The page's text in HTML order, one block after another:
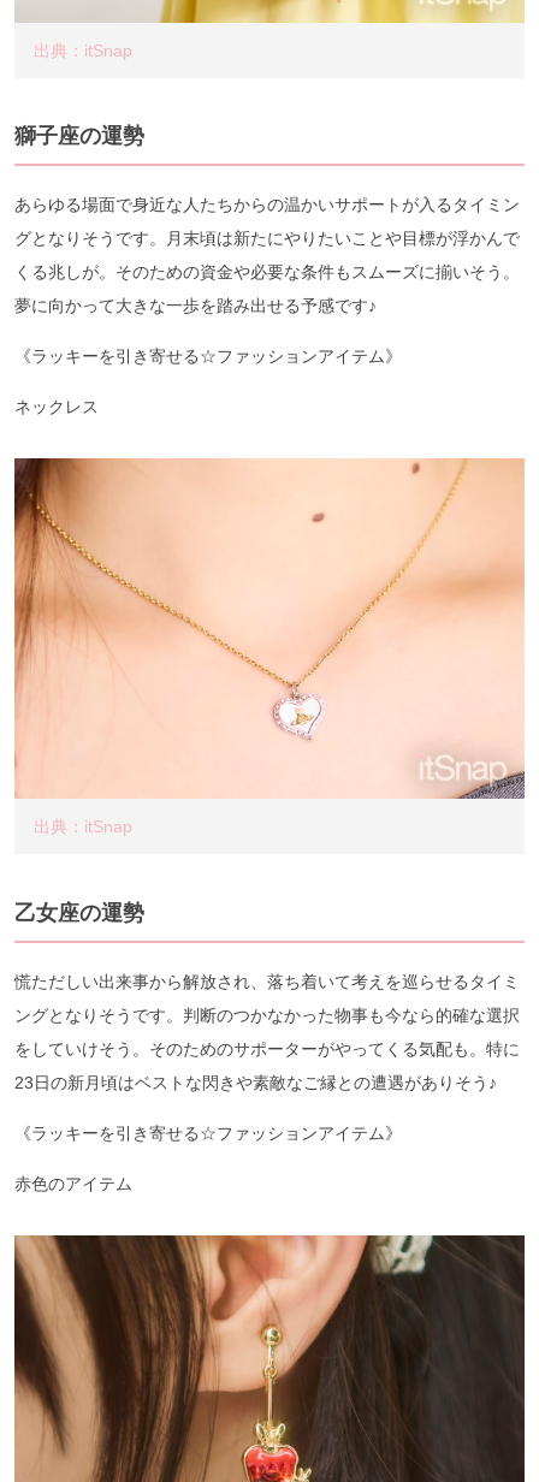
出典：itSnap
獅子座の運勢
あらゆる場面で身近な人たちからの温かいサポートが入るタイミン
グとなりそうです。月末頃は新たにやりたいことや目標が浮かんで
くる兆しが。そのための資金や必要な条件もスムーズに揃いそう。
夢に向かって大きな一歩を踏み出せる予感です♪
《ラッキーを引き寄せる☆ファッションアイテム》
ネックレス
出典：itSnap
乙女座の運勢
慌ただしい出来事から解放され、落ち着いて考えを巡らせるタイミ
ングとなりそうです。判断のつかなかった物事も今なら的確な選択
をしていけそう。そのためのサポーターがやってくる気配も。特に
23日の新月頃はベストな閃きや素敵なご縁との遭遇がありそう♪
《ラッキーを引き寄せる☆ファッションアイテム》
赤色のアイテム